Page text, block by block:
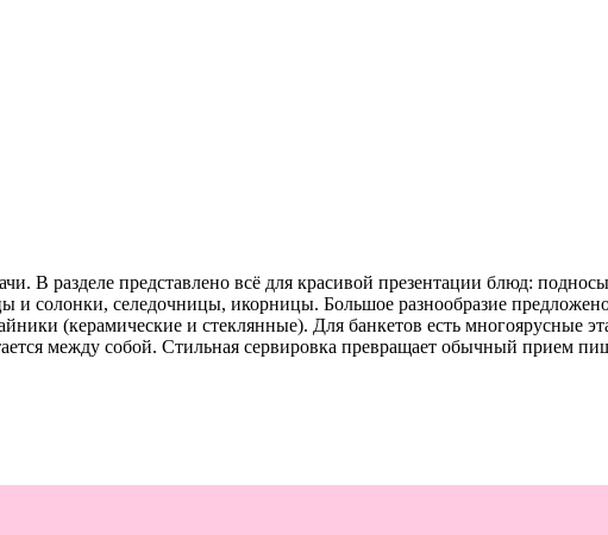
В разделе представлено всё для красивой презентации блюд:
и солонки, селедочницы, икорницы. Большое разнообразие
(керамические и стеклянные). Для банкетов есть многоярусные
между собой. Стильная сервировка превращает обычный прием